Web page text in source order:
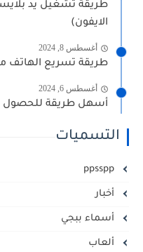
الايفون)
أغسطس 8, 2024
طريقة تسريع الهاتف من
أغسطس 6, 2024
أسهل طريقة للحصول على
التسميات
ppsspp
أخبار
أسماء ببجي
ألعاب